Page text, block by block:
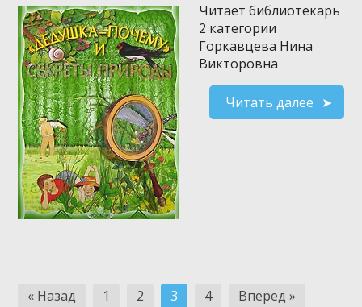
Читает библиотекарь
2 категории
Горкавцева Нина
Викторовна
Читать далее
Навигация
« Назад 1 2 3 4 Вперед »